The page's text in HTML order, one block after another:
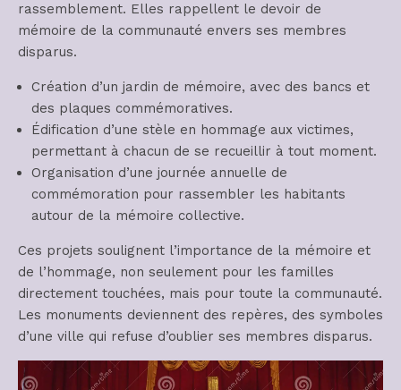
rassemblement. Elles rappellent le devoir de
mémoire de la communauté envers ses membres
disparus.
Création d’un jardin de mémoire, avec des bancs et
des plaques commémoratives.
Édification d’une stèle en hommage aux victimes,
permettant à chacun de se recueillir à tout moment.
Organisation d’une journée annuelle de
commémoration pour rassembler les habitants
autour de la mémoire collective.
Ces projets soulignent l’importance de la mémoire et
de l’hommage, non seulement pour les familles
directement touchées, mais pour toute la communauté.
Les monuments deviennent des repères, des symboles
d’une ville qui refuse d’oublier ses membres disparus.